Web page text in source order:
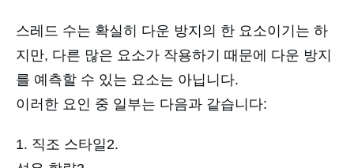
스레드 수는 확실히 다운 방지의 한 요소이기는 하
지만, 다른 많은 요소가 작용하기 때문에 다운 방지
를 예측할 수 있는 요소는 아닙니다.
이러한 요인 중 일부는 다음과 같습니다:
1. 직조 스타일2.